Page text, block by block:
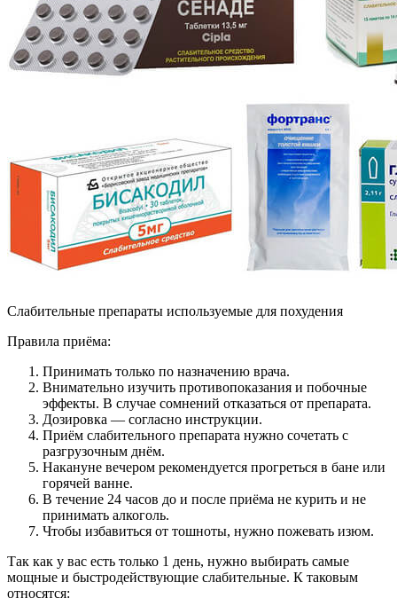
Слабительные препараты используемые для похудения
Правила приёма:
Принимать только по назначению врача.
Внимательно изучить противопоказания и побочные
эффекты. В случае сомнений отказаться от препарата.
Дозировка — согласно инструкции.
Приём слабительного препарата нужно сочетать с
разгрузочным днём.
Накануне вечером рекомендуется прогреться в бане или
горячей ванне.
В течение 24 часов до и после приёма не курить и не
принимать алкоголь.
Чтобы избавиться от тошноты, нужно пожевать изюм.
Так как у вас есть только 1 день, нужно выбирать самые
мощные и быстродействующие слабительные. К таковым
относятся: